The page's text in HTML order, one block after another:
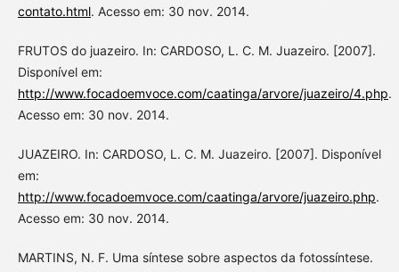
contato.html. Acesso em: 30 nov. 2014.
FRUTOS do juazeiro. In: CARDOSO, L. C. M. Juazeiro. [2007].
Disponível em:
http://www.focadoemvoce.com/caatinga/arvore/juazeiro/4.php.
Acesso em: 30 nov. 2014.
JUAZEIRO. In: CARDOSO, L. C. M. Juazeiro. [2007]. Disponível
em:
http://www.focadoemvoce.com/caatinga/arvore/juazeiro.php.
Acesso em: 30 nov. 2014.
MARTINS, N. F. Uma síntese sobre aspectos da fotossíntese.